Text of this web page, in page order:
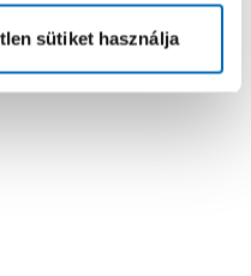
sütiket használja